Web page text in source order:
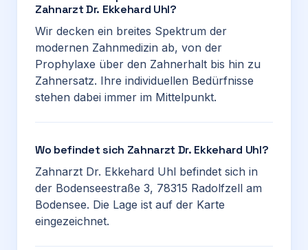
Zahnarzt Dr. Ekkehard Uhl?
Wir decken ein breites Spektrum der
modernen Zahnmedizin ab, von der
Prophylaxe über den Zahnerhalt bis hin zu
Zahnersatz. Ihre individuellen Bedürfnisse
stehen dabei immer im Mittelpunkt.
Wo befindet sich Zahnarzt Dr. Ekkehard Uhl?
Zahnarzt Dr. Ekkehard Uhl befindet sich in
der Bodenseestraße 3, 78315 Radolfzell am
Bodensee. Die Lage ist auf der Karte
eingezeichnet.